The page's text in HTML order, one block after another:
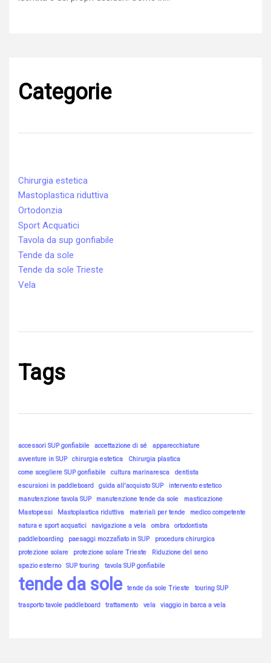
Categorie
Chirurgia estetica
Mastoplastica riduttiva
Ortodonzia
Sport Acquatici
Tavola da sup gonfiabile
Tende da sole
Tende da sole Trieste
Vela
Tags
accessori SUP gonfiabile accettazione di sé
apparecchiature
avventure in SUP
chirurgia estetica
Chirurgia plastica
come scegliere SUP gonfiabile
cultura marinaresca
dentista
escursioni in paddleboard
guida all'acquisto SUP
intervento estetico
manutenzione tavola SUP
manutenzione tende da sole
masticazione
Mastopessi
Mastoplastica riduttiva materiali per tende
medico competente
natura e sport acquatici
navigazione a vela ombra
ortodontista
paddleboarding
paesaggi mozzafiato in SUP
procedura chirurgica
protezione solare
protezione solare Trieste
Riduzione del seno
spazio esterno
SUP touring tavola SUP gonfiabile
tende da sole tende da sole Trieste touring SUP
trasporto tavole paddleboard trattamento vela viaggio in barca a vela